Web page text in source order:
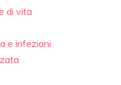
di vita
e infezioni